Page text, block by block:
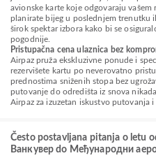
avionske karte koje odgovaraju
planirate bijeg u poslednjem trenutku
širok spektar izbora kako bi se
pogodnije.
Pristupačna cena ulaznica bez
Airpaz pruža ekskluzivne ponude i
rezervišete kartu po neverovatno
prednostima sniženih stopa bez
putovanje do odredišta iz snova
Airpaz za izuzetan iskustvo putovanja i
Često postavljana pitanja o letu
Ванкувер do Међународни